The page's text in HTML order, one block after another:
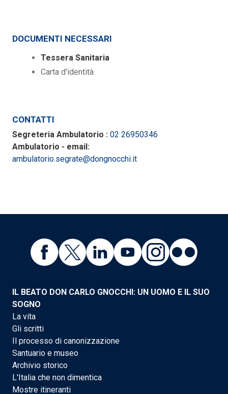
DOCUMENTI NECESSARI
Tessera Sanitaria
Carta d'identità
CONTATTI
Segreteria Ambulatorio : 02 26950346
Ambulatorio - email:
ambulatorio.segrate@dongnocchi.it
IL BEATO DON CARLO GNOCCHI: UN UOMO E IL SUO
SOGNO
La vita
Gli scritti
Il processo di canonizzazione
Santuario e museo
Archivio storico
L'Italia che non dimentica
Mostre itineranti